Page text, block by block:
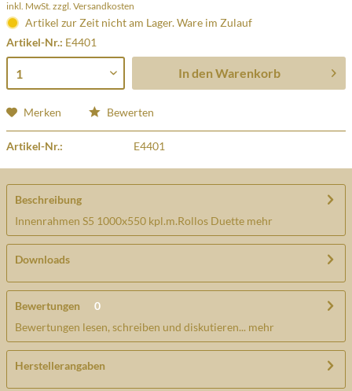
inkl. MwSt. zzgl. Versandkosten
Artikel zur Zeit nicht am Lager. Ware im Zulauf
Artikel-Nr.: E4401
In den Warenkorb
Merken Bewerten
Artikel-Nr.: E4401
Beschreibung
Innenrahmen S5 1000x550 kpl.m.Rollos Duette mehr
Downloads
Bewertungen
0
Bewertungen lesen, schreiben und diskutieren... mehr
Herstellerangaben